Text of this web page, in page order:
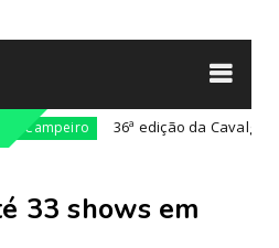
36ª edição da Cavalgada do
33 shows em